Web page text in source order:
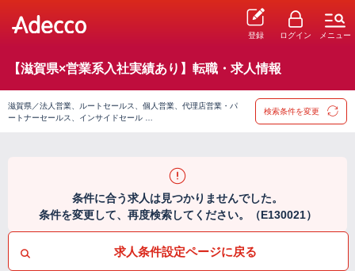
登録 ログイン メニュー
【滋賀県×営業系入社実績あり】転職・求人情報
滋賀県／法人営業、ルートセールス、個人営業、代理店営業・パ
ートナーセールス、インサイドセール …
検索条件を変更
条件に合う求人は見つかりませんでした。
条件を変更して、再度検索してください。（E130021）
求人条件設定ページに戻る